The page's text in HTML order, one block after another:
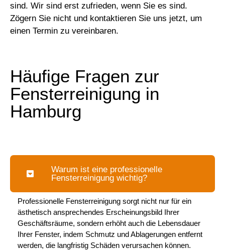
sind. Wir sind erst zufrieden, wenn Sie es sind.
Zögern Sie nicht und kontaktieren Sie uns jetzt, um
einen Termin zu vereinbaren.
Häufige Fragen zur
Fensterreinigung in
Hamburg
Warum ist eine professionelle
Fensterreinigung wichtig?
Professionelle Fensterreinigung sorgt nicht nur für ein
ästhetisch ansprechendes Erscheinungsbild Ihrer
Geschäftsräume, sondern erhöht auch die Lebensdauer
Ihrer Fenster, indem Schmutz und Ablagerungen entfernt
werden, die langfristig Schäden verursachen können.